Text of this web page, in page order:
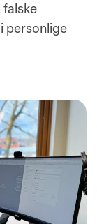
personlige